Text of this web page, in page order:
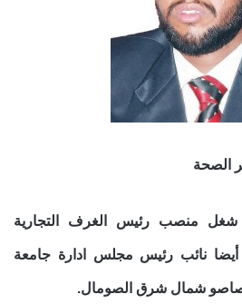
منصب رئيس الغرف التجارية
أيضا نائب رئيس مجلس ادارة جامعة
شمال شرق الصومال.